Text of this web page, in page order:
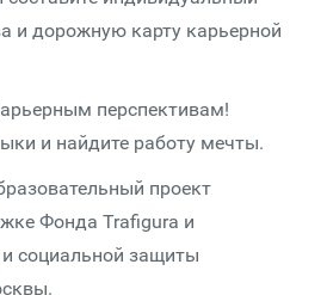
и дорожную карту карьерной
перспективам!
и найдите работу мечты.
проект
Фонда Trafigura и
социальной защиты